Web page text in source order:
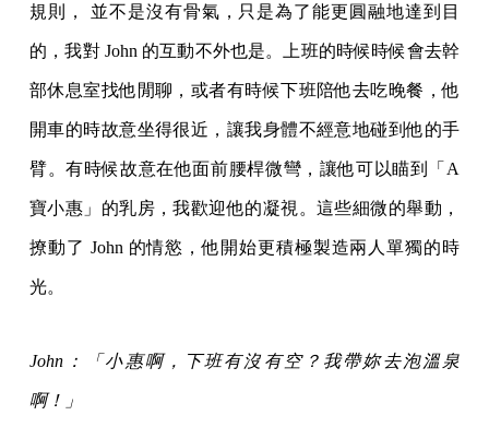
規則， 並不是沒有骨氣，只是為了能更圓融地達到目
的，我對 John 的互動不外也是。上班的時候時候會去幹
部休息室找他閒聊，或者有時候下班陪他去吃晚餐，他
開車的時故意坐得很近，讓我身體不經意地碰到他的手
臂。有時候故意在他面前腰桿微彎，讓他可以瞄到「A
寶小惠」的乳房，我歡迎他的凝視。這些細微的舉動，
撩動了 John 的情慾，他開始更積極製造兩人單獨的時
光。
John：「小惠啊，下班有沒有空？我帶妳去泡溫泉
啊！」